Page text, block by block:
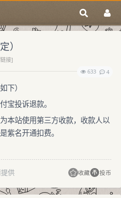
）
接]
633
4
下）
宝投诉退款。
本站使用第三方收款，收款人以
紫名开通扣费。
供 收藏 投币